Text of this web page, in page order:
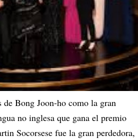
de Bong Joon-ho como la gran
no inglesa que gana el premio
Socorsese fue la gran perdedora,